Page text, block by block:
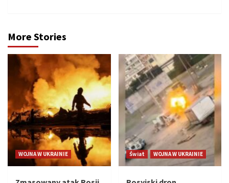
More Stories
WOJNA W UKRAINIE Świat WOJNA W UKRAINIE